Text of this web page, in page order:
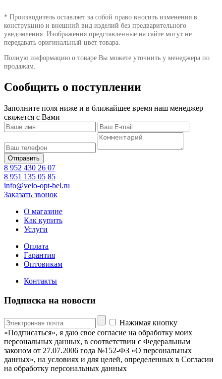
* Производитель оставляет за собой право вносить изменения в
конструкцию и внешний вид изделий без предварительного
уведомления. Изображения представленные на сайте могут не
передавать оригинальный цвет товара.
Полную информацию о товаре Вы можете уточнить у менеджера по
продажам.
Сообщить о поступлении
Заполните поля ниже и в ближайшее время наш менеджер
свяжется с Вами
8 952 430 26 07
8 951 135 05 85
info@velo-opt-bel.ru
Заказать звонок
О магазине
Как купить
Услуги
Оплата
Гарантия
Оптовикам
Контакты
Подписка на новости
Нажимая кнопку
«Подписаться», я даю свое согласие на обработку моих
персональных данных, в соответствии с Федеральным
законом от 27.07.2006 года №152-ФЗ «О персональных
данных», на условиях и для целей, определенных в Согласии
на обработку персональных данных